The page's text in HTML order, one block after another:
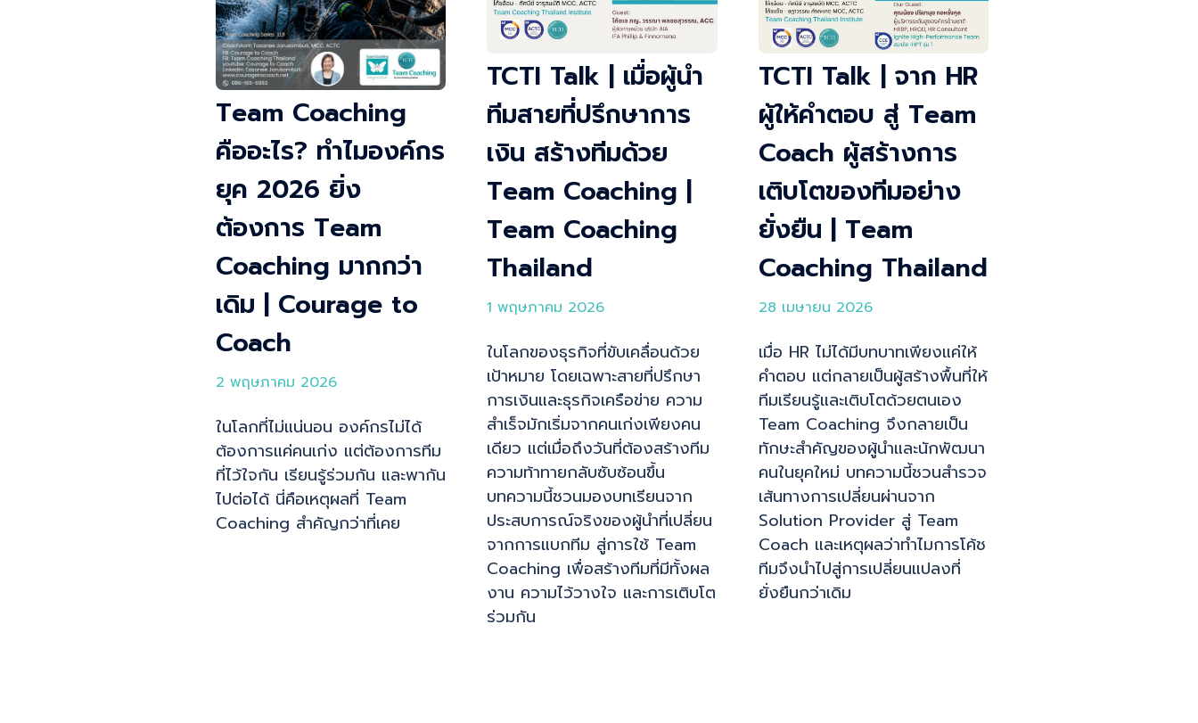
Team Coaching
คืออะไร? ทำไมองค์กร
ยุค 2026 ยิ่ง
ต้องการ Team
Coaching มากกว่า
เดิม | Courage to
Coach
2 พฤษภาคม 2026
ในโลกที่ไม่แน่นอน องค์กรไม่ได้
ต้องการแค่คนเก่ง แต่ต้องการทีม
ที่ไว้ใจกัน เรียนรู้ร่วมกัน และพากัน
ไปต่อได้ นี่คือเหตุผลที่ Team
Coaching สำคัญกว่าที่เคย
TCTI Talk | เมื่อผู้นำ
ทีมสายที่ปรึกษาการ
เงิน สร้างทีมด้วย
Team Coaching |
Team Coaching
Thailand
1 พฤษภาคม 2026
ในโลกของธุรกิจที่ขับเคลื่อนด้วย
เป้าหมาย โดยเฉพาะสายที่ปรึกษา
การเงินและธุรกิจเครือข่าย ความ
สำเร็จมักเริ่มจากคนเก่งเพียงคน
เดียว แต่เมื่อถึงวันที่ต้องสร้างทีม
ความท้าทายกลับซับซ้อนขึ้น
บทความนี้ชวนมองบทเรียนจาก
ประสบการณ์จริงของผู้นำที่เปลี่ยน
จากการแบกทีม สู่การใช้ Team
Coaching เพื่อสร้างทีมที่มีทั้งผล
งาน ความไว้วางใจ และการเติบโต
ร่วมกัน
TCTI Talk | จาก HR
ผู้ให้คำตอบ สู่ Team
Coach ผู้สร้างการ
เติบโตของทีมอย่าง
ยั่งยืน | Team
Coaching Thailand
28 เมษายน 2026
เมื่อ HR ไม่ได้มีบทบาทเพียงแค่ให้
คำตอบ แต่กลายเป็นผู้สร้างพื้นที่ให้
ทีมเรียนรู้และเติบโตด้วยตนเอง
Team Coaching จึงกลายเป็น
ทักษะสำคัญของผู้นำและนักพัฒนา
คนในยุคใหม่ บทความนี้ชวนสำรวจ
เส้นทางการเปลี่ยนผ่านจาก
Solution Provider สู่ Team
Coach และเหตุผลว่าทำไมการโค้ช
ทีมจึงนำไปสู่การเปลี่ยนแปลงที่
ยั่งยืนกว่าเดิม